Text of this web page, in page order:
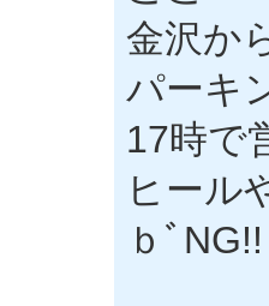
金沢か
パーキ
17時で
ヒール
ｂﾞNG!!